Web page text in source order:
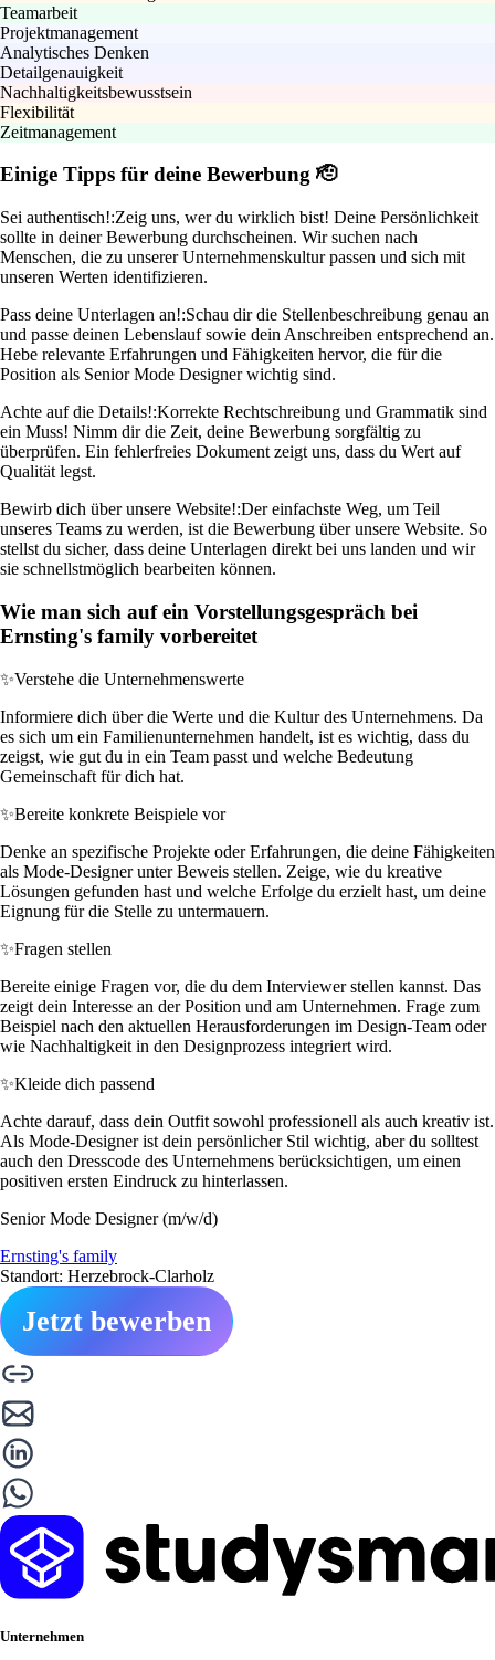
Teamarbeit
Projektmanagement
Analytisches Denken
Detailgenauigkeit
Nachhaltigkeitsbewusstsein
Flexibilität
Zeitmanagement
Einige Tipps für deine Bewerbung 🫡
Sei authentisch!:Zeig uns, wer du wirklich bist! Deine Persönlichkeit
sollte in deiner Bewerbung durchscheinen. Wir suchen nach
Menschen, die zu unserer Unternehmenskultur passen und sich mit
unseren Werten identifizieren.
Pass deine Unterlagen an!:Schau dir die Stellenbeschreibung genau an
und passe deinen Lebenslauf sowie dein Anschreiben entsprechend an.
Hebe relevante Erfahrungen und Fähigkeiten hervor, die für die
Position als Senior Mode Designer wichtig sind.
Achte auf die Details!:Korrekte Rechtschreibung und Grammatik sind
ein Muss! Nimm dir die Zeit, deine Bewerbung sorgfältig zu
überprüfen. Ein fehlerfreies Dokument zeigt uns, dass du Wert auf
Qualität legst.
Bewirb dich über unsere Website!:Der einfachste Weg, um Teil
unseres Teams zu werden, ist die Bewerbung über unsere Website. So
stellst du sicher, dass deine Unterlagen direkt bei uns landen und wir
sie schnellstmöglich bearbeiten können.
Wie man sich auf ein Vorstellungsgespräch bei
Ernsting's family vorbereitet
✨Verstehe die Unternehmenswerte
Informiere dich über die Werte und die Kultur des Unternehmens. Da
es sich um ein Familienunternehmen handelt, ist es wichtig, dass du
zeigst, wie gut du in ein Team passt und welche Bedeutung
Gemeinschaft für dich hat.
✨Bereite konkrete Beispiele vor
Denke an spezifische Projekte oder Erfahrungen, die deine Fähigkeiten
als Mode-Designer unter Beweis stellen. Zeige, wie du kreative
Lösungen gefunden hast und welche Erfolge du erzielt hast, um deine
Eignung für die Stelle zu untermauern.
✨Fragen stellen
Bereite einige Fragen vor, die du dem Interviewer stellen kannst. Das
zeigt dein Interesse an der Position und am Unternehmen. Frage zum
Beispiel nach den aktuellen Herausforderungen im Design-Team oder
wie Nachhaltigkeit in den Designprozess integriert wird.
✨Kleide dich passend
Achte darauf, dass dein Outfit sowohl professionell als auch kreativ ist.
Als Mode-Designer ist dein persönlicher Stil wichtig, aber du solltest
auch den Dresscode des Unternehmens berücksichtigen, um einen
positiven ersten Eindruck zu hinterlassen.
Senior Mode Designer (m/w/d)
Ernsting's family
Standort: Herzebrock-Clarholz
Jetzt bewerben
Unternehmen